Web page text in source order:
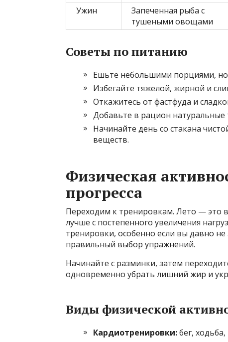
Ужин
Запеченная рыба с
тушеными овощами
Советы по питанию
Ешьте небольшими порциями, но
Избегайте тяжелой, жирной и
Откажитесь от фастфуда и
Добавьте в рацион натуральные
Начинайте день со стакана
веществ.
Физическая
прогресса
Переходим к тренировкам. Лето — это
лучше с постепенного увеличения
тренировки, особенно если вы давно
правильный выбор упражнений.
Начинайте с разминки, затем
одновременно убрать лишний жир и
Виды физической
Кардиотренировки:бег,